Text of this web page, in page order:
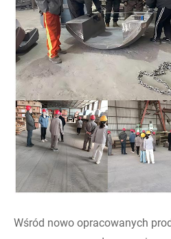
Wśród nowo opracowanych